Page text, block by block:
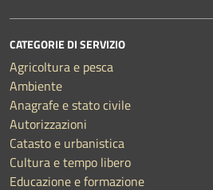
CATEGORIE DI SERVIZIO
Agricoltura e pesca
Ambiente
Anagrafe e stato civile
Autorizzazioni
Catasto e urbanistica
Cultura e tempo libero
Educazione e formazione